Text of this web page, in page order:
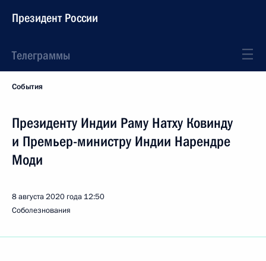
Президент России
Телеграммы
События
Президенту Индии Раму Натху Ковинду
и Премьер-министру Индии Нарендре
Моди
8 августа 2020 года 12:50
Соболезнования